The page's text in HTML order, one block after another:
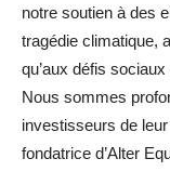
notre soutien à des
tragédie climatique,
qu’aux défis
Nous sommes
investisseurs de
fondatrice d’Alter